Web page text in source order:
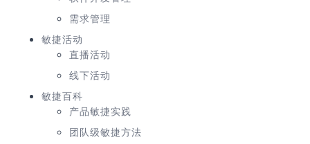
需求管理
敏捷活动
直播活动
线下活动
敏捷百科
产品敏捷实践
团队级敏捷方法